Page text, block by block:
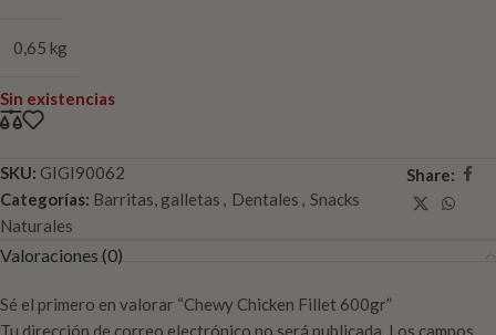
0,65 kg
Sin existencias
SKU: GIGI90062
Categorías: Barritas, galletas , Dentales , Snacks
Naturales
Share:
Valoraciones (0)
Sé el primero en valorar “Chewy Chicken Fillet 600gr”
Tu dirección de correo electrónico no será publicada. Los campos